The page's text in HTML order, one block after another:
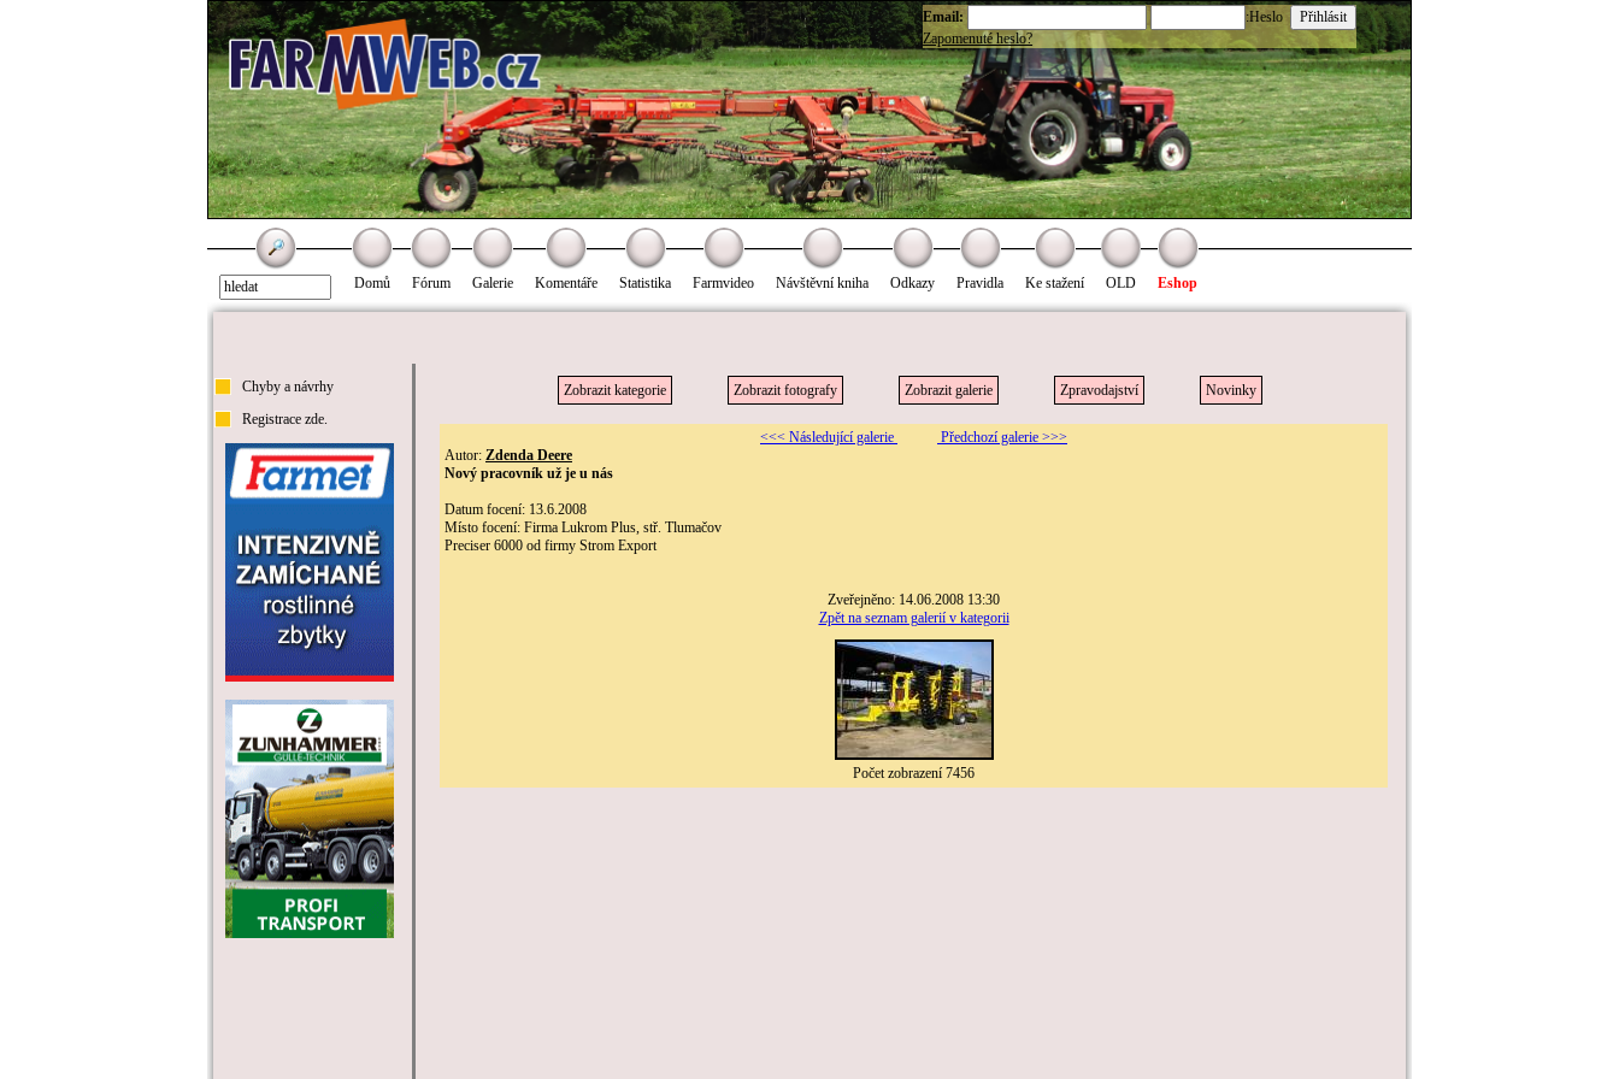
Email:
:Heslo
Zapomenuté heslo?
Domů Fórum Galerie Komentáře Statistika Farmvideo Návštěvní kniha Odkazy Pravidla Ke stažení OLD Eshop
Chyby a návrhy
Registrace zde.
Zobrazit kategorie Zobrazit fotografy Zobrazit galerie Zpravodajství Novinky
<<< Následující galerie
Předchozí galerie >>>
Autor: Zdenda Deere
Nový pracovník už je u nás
Datum focení: 13.6.2008
Místo focení: Firma Lukrom Plus, stř. Tlumačov
Preciser 6000 od firmy Strom Export
Zveřejněno: 14.06.2008 13:30
Zpět na seznam galerií v kategorii
Počet zobrazení 7456